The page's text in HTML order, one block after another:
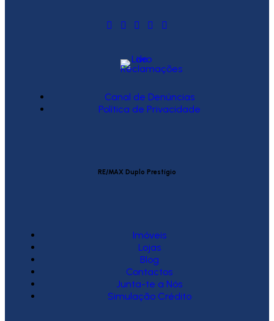
Canal de Denúncias
Política de Privacidade
RE/MAX Duplo Prestígio
Imóveis
Lojas
Blog
Contactos
Junta-te a Nós
Simulação Crédito